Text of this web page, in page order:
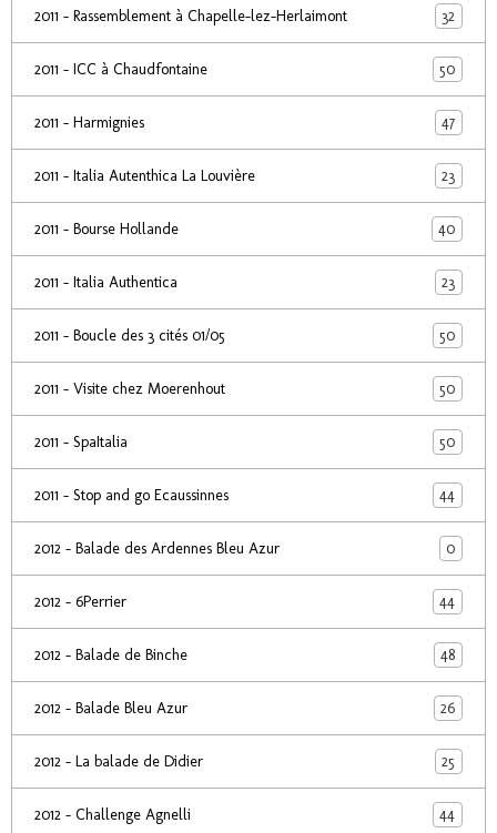
2011 - Rassemblement à Chapelle-lez-Herlaimont 32
2011 - ICC à Chaudfontaine 50
2011 - Harmignies 47
2011 - Italia Autenthica La Louvière 23
2011 - Bourse Hollande 40
2011 - Italia Authentica 23
2011 - Boucle des 3 cités 01/05 50
2011 - Visite chez Moerenhout 50
2011 - SpaItalia 50
2011 - Stop and go Ecaussinnes 44
2012 - Balade des Ardennes Bleu Azur 0
2012 - 6Perrier 44
2012 - Balade de Binche 48
2012 - Balade Bleu Azur 26
2012 - La balade de Didier 25
2012 - Challenge Agnelli 44